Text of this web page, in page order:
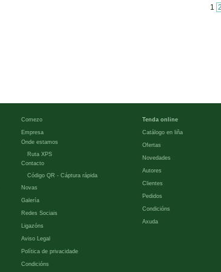
1 2
Comezo
Empresa
Onde estamos
Ruta XPS
Contacto
Código QR - Cáptura rápida
Novas
Galería
Redes Sociais
Ligazóns
Aviso Legal
Política de privacidade
Condicións
Tenda online
Catálogo en liña
Ofertas
Novedades
Autores
Clientes
Pedidos
Condicións
Axuda